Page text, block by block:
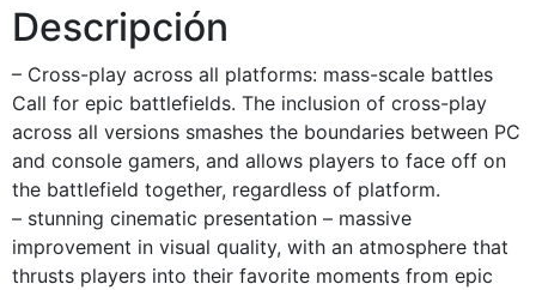
Descripción
– Cross-play across all platforms: mass-scale battles
Call for epic battlefields. The inclusion of cross-play
across all versions smashes the boundaries between PC
and console gamers, and allows players to face off on
the battlefield together, regardless of platform.
– stunning cinematic presentation – massive
improvement in visual quality, with an atmosphere that
thrusts players into their favorite moments from epic